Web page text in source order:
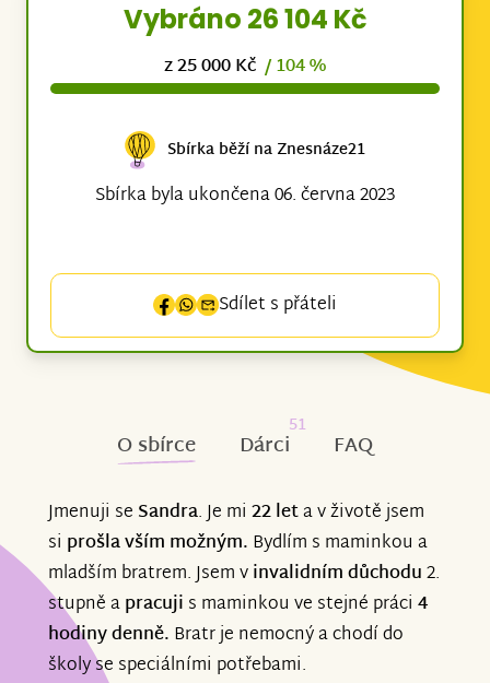
Vybráno 26 104 Kč
z 25 000 Kč / 104 %
Sbírka běží na Znesnáze21
Sbírka byla ukončena 06. června 2023
Sdílet s přáteli
O sbírce Dárci
51
FAQ
Jmenuji se Sandra. Je mi 22 leta v životě jsem
si prošla vším možným. Bydlím s maminkou a
mladším bratrem. Jsem vinvalidním důchodu2.
stupně apracuji s maminkou ve stejné práci 4
hodiny denně. Bratr je nemocný a chodí do
školy se speciálními potřebami.